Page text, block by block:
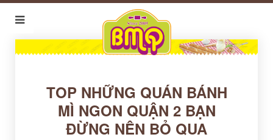
TOP NHỮNG QUÁN BÁNH
MÌ NGON QUẬN 2 BẠN
ĐỪNG NÊN BỎ QUA